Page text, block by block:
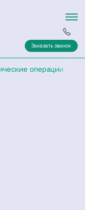
Заказать звонок
операции